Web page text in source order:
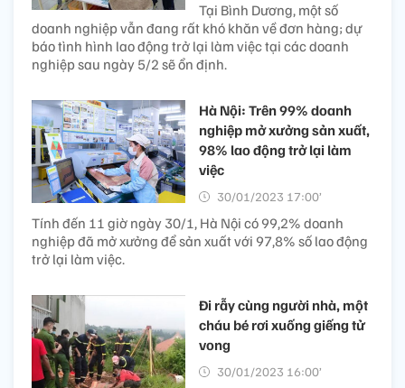
Tại Bình Dương, một số
doanh nghiệp vẫn đang rất khó khăn về đơn hàng; dự
báo tình hình lao động trở lại làm việc tại các doanh
nghiệp sau ngày 5/2 sẽ ổn định.
Hà Nội: Trên 99% doanh
nghiệp mở xưởng sản xuất,
98% lao động trở lại làm
việc
30/01/2023 17:00’
Tính đến 11 giờ ngày 30/1, Hà Nội có 99,2% doanh
nghiệp đã mở xưởng để sản xuất với 97,8% số lao động
trở lại làm việc.
Đi rẫy cùng người nhà, một
cháu bé rơi xuống giếng tử
vong
30/01/2023 16:00’